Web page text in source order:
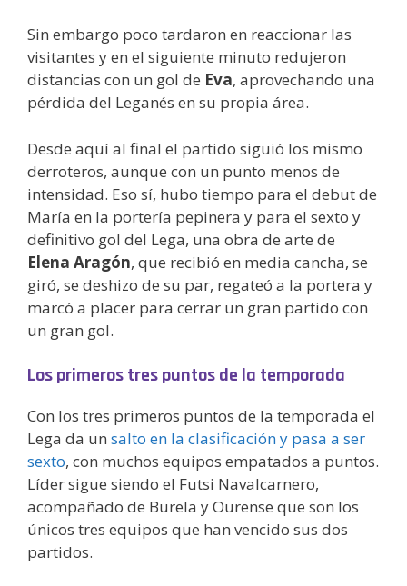
Sin embargo poco tardaron en reaccionar las
visitantes y en el siguiente minuto redujeron
distancias con un gol de Eva, aprovechando una
pérdida del Leganés en su propia área.
Desde aquí al final el partido siguió los mismo
derroteros, aunque con un punto menos de
intensidad. Eso sí, hubo tiempo para el debut de
María en la portería pepinera y para el sexto y
definitivo gol del Lega, una obra de arte de
Elena Aragón, que recibió en media cancha, se
giró, se deshizo de su par, regateó a la portera y
marcó a placer para cerrar un gran partido con
un gran gol.
Los primeros tres puntos de la temporada
Con los tres primeros puntos de la temporada el
Lega da un salto en la clasificación y pasa a ser
sexto, con muchos equipos empatados a puntos.
Líder sigue siendo el Futsi Navalcarnero,
acompañado de Burela y Ourense que son los
únicos tres equipos que han vencido sus dos
partidos.